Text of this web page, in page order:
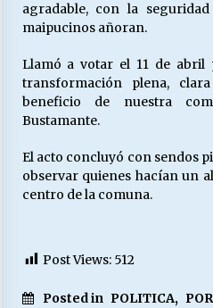
agradable, con la
maipucinos añoran.
Llamó a votar el 11 de abril
transformación plena,
beneficio de nuestra
Bustamante.
El acto concluyó con sendos
observar quienes hacían un
centro de la comuna.
Post Views: 512
Posted in POLITICA,